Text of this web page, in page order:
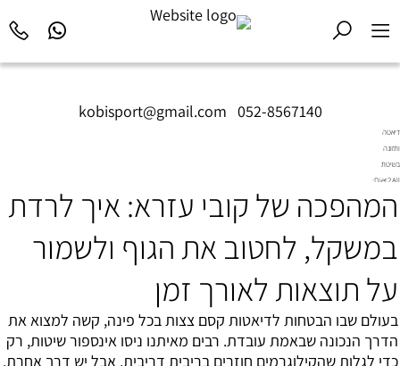
kobisport@gmail.com 052-8567140
דיאטה
ותזונה
בשיטת
Diet2All:
שמאחורי
המושלם.
המהפכה של קובי עזרא: איך לרדת
במשקל, לחטוב את הגוף ולשמור
על תוצאות לאורך זמן
בעולם שבו הבטחות לדיאטות קסם צצות בכל פינה, קשה למצוא את
הדרך הנכונה שבאמת עובדת. רבים מאיתנו ניסו אינספור שיטות, רק
כדי לגלות שהקילוגרמים חוזרים בריבית דריבית. אבל יש דרך אחרת.